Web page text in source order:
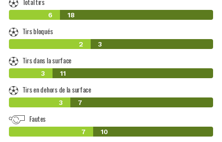
6 18
Tirs bloqués
2 3
Tirs dans la surface
3 11
Tirs en dehors de la surface
3 7
Fautes
7 10